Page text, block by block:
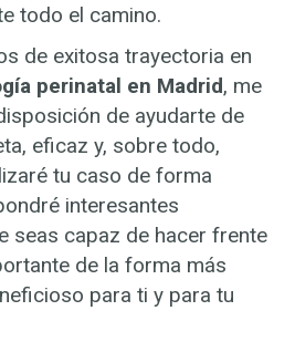
todo el camino.
de exitosa trayectoria en
perinatal en Madrid, me
de ayudarte de
eficaz y, sobre todo,
tu caso de forma
interesantes
seas capaz de hacer frente
de la forma más
para ti y para tu